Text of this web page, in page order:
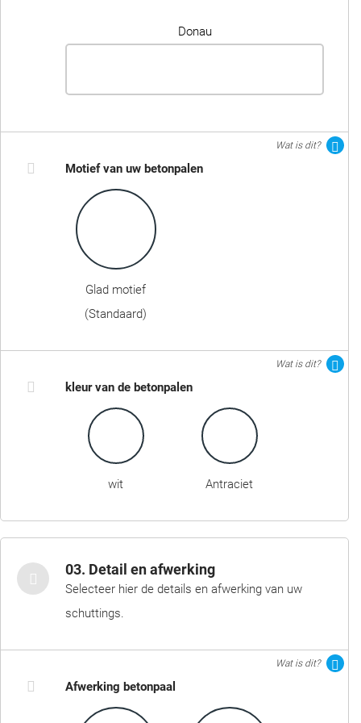
Donau
Wat is dit?
Motief van uw betonpalen
Glad motief
(Standaard)
Wat is dit?
kleur van de betonpalen
wit Antraciet
03. Detail en afwerking
Selecteer hier de details en afwerking van uw
schuttings.
Wat is dit?
Afwerking betonpaal